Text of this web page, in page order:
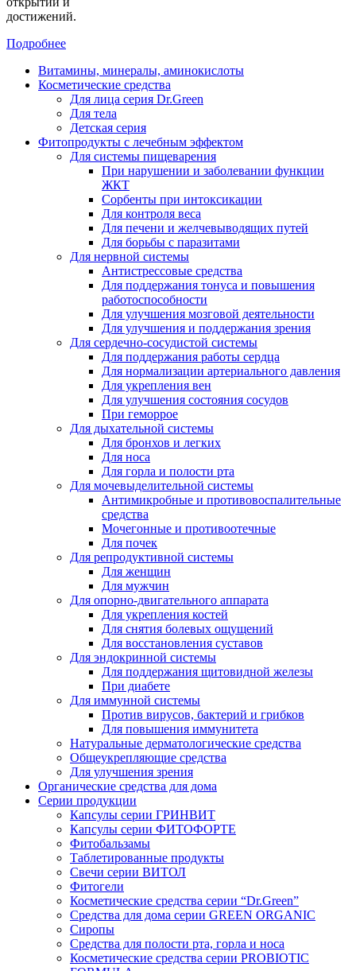
достижений.
Подробнее
Витамины, минералы, аминокислоты
Косметические средства
Для лица серия Dr.Green
Для тела
Детская серия
Фитопродукты с лечебным эффектом
Для системы пищеварения
При нарушении и заболевании функции
ЖКТ
Сорбенты при интоксикации
Для контроля веса
Для печени и желчевыводящих путей
Для борьбы с паразитами
Для нервной системы
Антистрессовые средства
Для поддержания тонуса и повышения
работоспособности
Для улучшения мозговой деятельности
Для улучшения и поддержания зрения
Для сердечно-сосудистой системы
Для поддержания работы сердца
Для нормализации артериального давления
Для укрепления вен
Для улучшения состояния сосудов
При геморрое
Для дыхательной системы
Для бронхов и легких
Для носа
Для горла и полости рта
Для мочевыделительной системы
Антимикробные и противовоспалительные
средства
Мочегонные и противоотечные
Для почек
Для репродуктивной системы
Для женщин
Для мужчин
Для опорно-двигательного аппарата
Для укрепления костей
Для снятия болевых ощущений
Для восстановления суставов
Для эндокринной системы
Для поддержания щитовидной железы
При диабете
Для иммунной системы
Против вирусов, бактерий и грибков
Для повышения иммунитета
Натуральные дерматологические средства
Общеукрепляющие средства
Для улучшения зрения
Органические средства для дома
Серии продукции
Капсулы серии ГРИНВИТ
Капсулы серии ФИТОФОРТЕ
Фитобальзамы
Таблетированные продукты
Свечи серии ВИТОЛ
Фитогели
Косметические средства серии “Dr.Green”
Средства для дома серии GREEN ORGANIC
Сиропы
Средства для полости рта, горла и носа
Косметические средства серии PROBIOTIC